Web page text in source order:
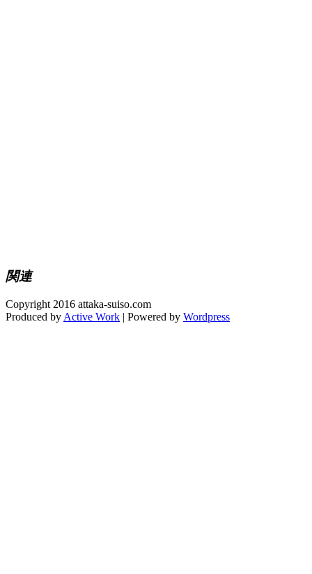
関連
Copyright 2016 attaka-suiso.com
Produced by Active Work | Powered by Wordpress